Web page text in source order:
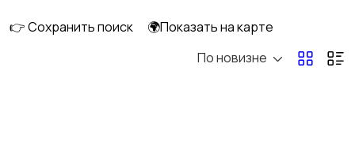
Домашняя одежда
👉 Сохранить поиск
🌍Показать на карте
По новизне